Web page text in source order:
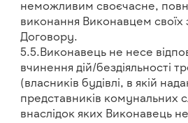
неможливим своєчасне,
виконання Виконавцем своїх
Договору.
5.5.Виконавець не несе
вчинення дій/бездіяльності
(власників будівлі, в якій
представників комунальних
внаслідок яких Виконавець